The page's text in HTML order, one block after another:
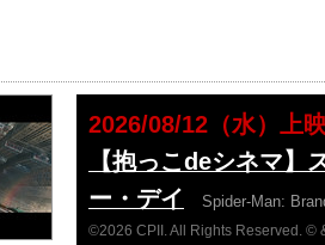
2026/08/12（水）上
【抱っこdeシネマ】
ー・デイ
Spider-Man:
©2026 CPII. All Rights Reserved. ©